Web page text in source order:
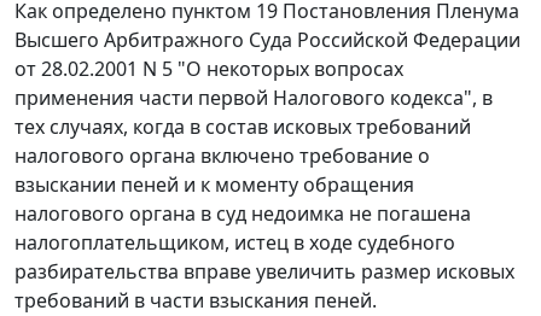
Как определено пунктом 19 Постановления Пленума
Высшего Арбитражного Суда Российской Федерации
от 28.02.2001 N 5 "О некоторых вопросах
применения части первой Налогового кодекса", в
тех случаях, когда в состав исковых требований
налогового органа включено требование о
взыскании пеней и к моменту обращения
налогового органа в суд недоимка не погашена
налогоплательщиком, истец в ходе судебного
разбирательства вправе увеличить размер исковых
требований в части взыскания пеней.